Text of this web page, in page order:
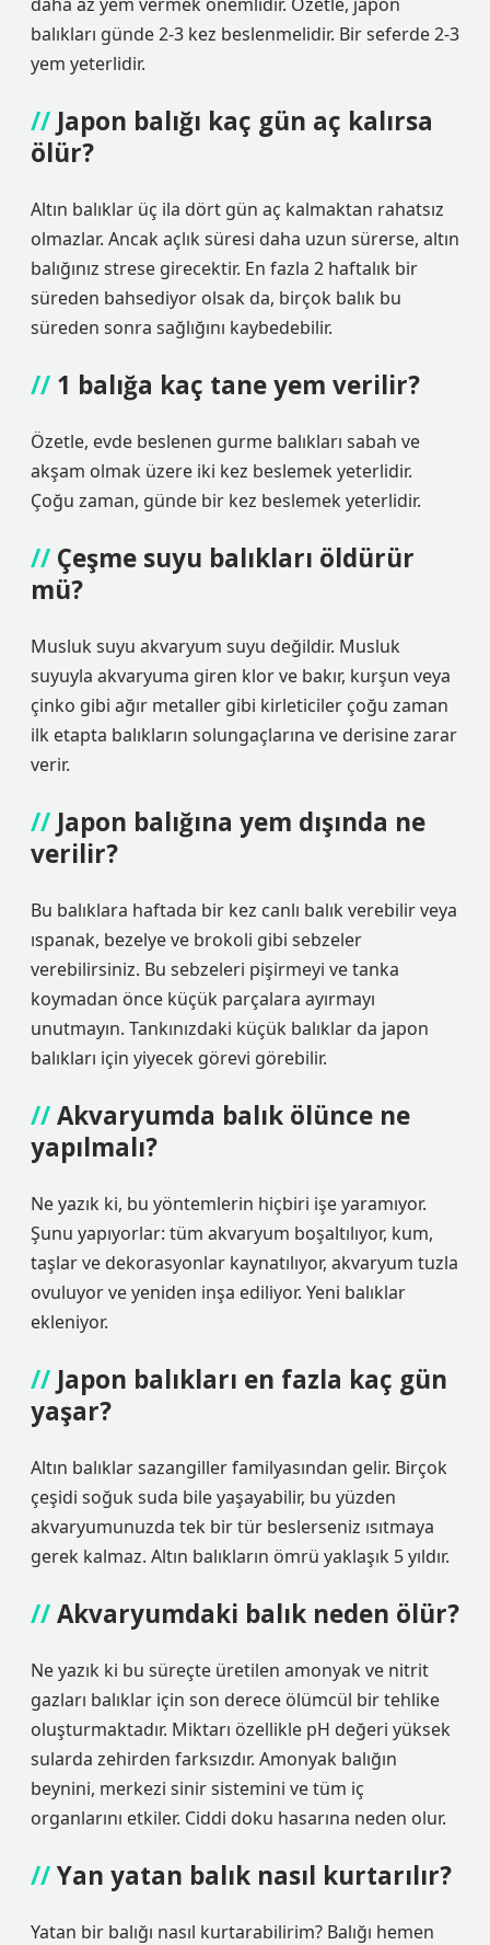
balıkları günde 2-3 kez beslenmelidir. Bir seferde 2-3
yem yeterlidir.
Japon balığı kaç gün aç kalırsa
ölür?
Altın balıklar üç ila dört gün aç kalmaktan rahatsız
olmazlar. Ancak açlık süresi daha uzun sürerse, altın
balığınız strese girecektir. En fazla 2 haftalık bir
süreden bahsediyor olsak da, birçok balık bu
süreden sonra sağlığını kaybedebilir.
1 balığa kaç tane yem verilir?
Özetle, evde beslenen gurme balıkları sabah ve
akşam olmak üzere iki kez beslemek yeterlidir.
Çoğu zaman, günde bir kez beslemek yeterlidir.
Çeşme suyu balıkları öldürür
mü?
Musluk suyu akvaryum suyu değildir. Musluk
suyuyla akvaryuma giren klor ve bakır, kurşun veya
çinko gibi ağır metaller gibi kirleticiler çoğu zaman
ilk etapta balıkların solungaçlarına ve derisine zarar
verir.
Japon balığına yem dışında ne
verilir?
Bu balıklara haftada bir kez canlı balık verebilir veya
ıspanak, bezelye ve brokoli gibi sebzeler
verebilirsiniz. Bu sebzeleri pişirmeyi ve tanka
koymadan önce küçük parçalara ayırmayı
unutmayın. Tankınızdaki küçük balıklar da japon
balıkları için yiyecek görevi görebilir.
Akvaryumda balık ölünce ne
yapılmalı?
Ne yazık ki, bu yöntemlerin hiçbiri işe yaramıyor.
Şunu yapıyorlar: tüm akvaryum boşaltılıyor, kum,
taşlar ve dekorasyonlar kaynatılıyor, akvaryum tuzla
ovuluyor ve yeniden inşa ediliyor. Yeni balıklar
ekleniyor.
Japon balıkları en fazla kaç gün
yaşar?
Altın balıklar sazangiller familyasından gelir. Birçok
çeşidi soğuk suda bile yaşayabilir, bu yüzden
akvaryumunuzda tek bir tür beslerseniz ısıtmaya
gerek kalmaz. Altın balıkların ömrü yaklaşık 5 yıldır.
Akvaryumdaki balık neden ölür?
Ne yazık ki bu süreçte üretilen amonyak ve nitrit
gazları balıklar için son derece ölümcül bir tehlike
oluşturmaktadır. Miktarı özellikle pH değeri yüksek
sularda zehirden farksızdır. Amonyak balığın
beynini, merkezi sinir sistemini ve tüm iç
organlarını etkiler. Ciddi doku hasarına neden olur.
Yan yatan balık nasıl kurtarılır?
Yatan bir balığı nasıl kurtarabilirim? Balığı hemen